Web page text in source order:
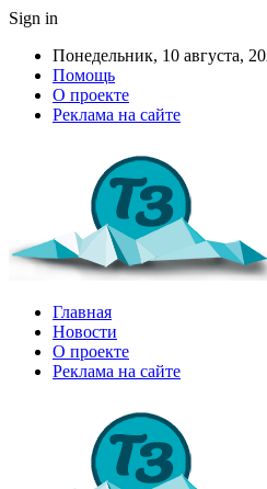
Sign in
Понедельник, 10 августа,
Помощь
О проекте
Реклама на сайте
Главная
Новости
О проекте
Реклама на сайте